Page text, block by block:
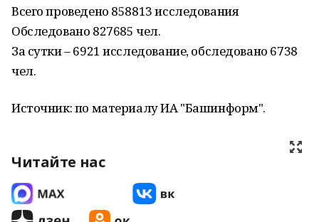
Всего проведено 858813 исследования
Обследовано 827685 чел.
За сутки – 6921 исследование, обследовано 6738
чел.
Источник: по материалу ИА "Башинформ".
Читайте нас